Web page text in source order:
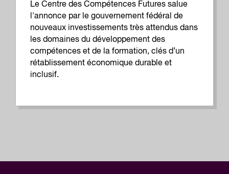
Le Centre des Compétences Futures salue
l'annonce par le gouvernement fédéral de
nouveaux investissements très attendus dans
les domaines du développement des
compétences et de la formation, clés d’un
rétablissement économique durable et
inclusif.